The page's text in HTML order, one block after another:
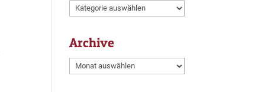
Kategorien
Archive
Archive